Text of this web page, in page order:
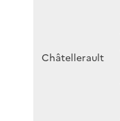
Châtellerault